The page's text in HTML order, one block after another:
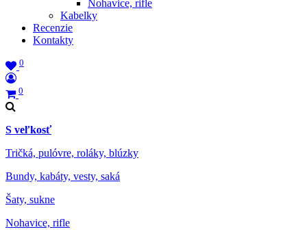
Nohavice, rifle
Kabelky
Recenzie
Kontakty
0
0
S veľkosť
Tričká, pulóvre, roláky, blúzky
Bundy, kabáty, vesty, saká
Šaty, sukne
Nohavice, rifle